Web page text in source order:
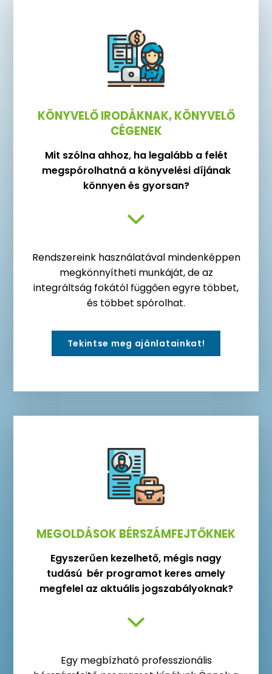
KÖNYVELŐ IRODÁKNAK, KÖNYVELŐ
CÉGENEK
Mit szólna ahhoz, ha legalább a felét
megspórolhatná a könyvelési díjának
könnyen és gyorsan?
Rendszereink használatával mindenképpen
megkönnyítheti munkáját, de az
integráltság fokától függően egyre többet,
és többet spórolhat.
Tekintse meg ajánlatainkat!
MEGOLDÁSOK BÉRSZÁMFEJTŐKNEK
Egyszerűen kezelhető, mégis nagy
tudású bér programot keres amely
megfelel az aktuális jogszabályoknak?
Egy megbízható professzionális